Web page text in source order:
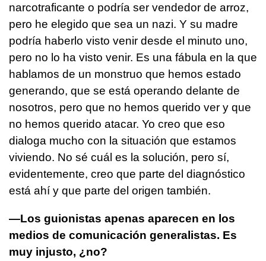
narcotraficante o podría ser vendedor de arroz,
pero he elegido que sea un nazi. Y su madre
podría haberlo visto venir desde el minuto uno,
pero no lo ha visto venir. Es una fábula en la que
hablamos de un monstruo que hemos estado
generando, que se está operando delante de
nosotros, pero que no hemos querido ver y que
no hemos querido atacar. Yo creo que eso
dialoga mucho con la situación que estamos
viviendo. No sé cuál es la solución, pero sí,
evidentemente, creo que parte del diagnóstico
está ahí y que parte del origen también.
—Los guionistas apenas aparecen en los
medios de comunicación generalistas. Es
muy injusto, ¿no?